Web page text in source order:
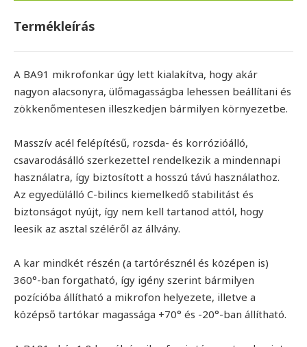
Termékleírás
A BA91 mikrofonkar úgy lett kialakítva, hogy akár
nagyon alacsonyra, ülőmagasságba lehessen beállítani és
zökkenőmentesen illeszkedjen bármilyen környezetbe.
Masszív acél felépítésű, rozsda- és korrózióálló,
csavarodásálló szerkezettel rendelkezik a mindennapi
használatra, így biztosított a hosszú távú használathoz.
Az egyedülálló C-bilincs kiemelkedő stabilitást és
biztonságot nyújt, így nem kell tartanod attól, hogy
leesik az asztal széléről az állvány.
A kar mindkét részén (a tartórésznél és középen is)
360°-ban forgatható, így igény szerint bármilyen
pozícióba állítható a mikrofon helyezete, illetve a
középső tartókar magassága +70° és -20°-ban állítható.